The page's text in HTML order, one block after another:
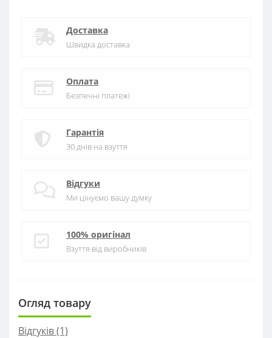
Доставка
Швидка доставка
Оплата
Безпечні платежі
Гарантія
30 днів на взуття
Відгуки
Ми цінуємо вашу думку
100% оригінал
Взуття від виробників
Огляд товару
Відгуків (1)